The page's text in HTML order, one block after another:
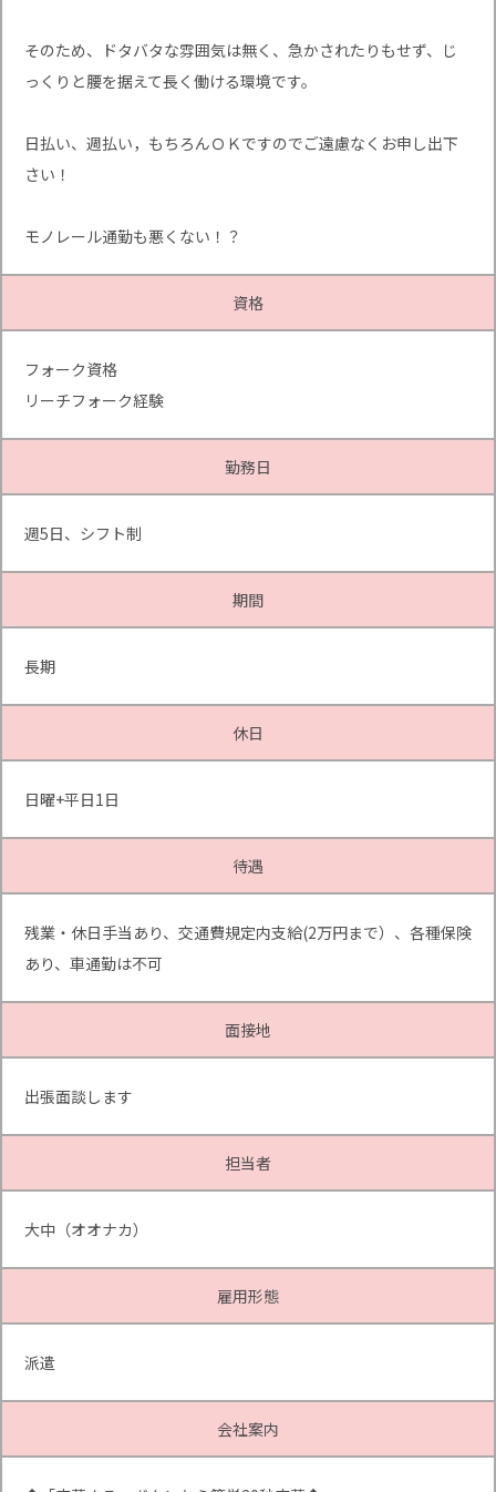
そのため、ドタバタな雰囲気は無く、急かされたりもせず、じ
っくりと腰を据えて長く働ける環境です。
日払い、週払い，もちろんＯＫですのでご遠慮なくお申し出下
さい！
モノレール通勤も悪くない！？
資格
フォーク資格
リーチフォーク経験
勤務日
週5日、シフト制
期間
長期
休日
日曜+平日1日
待遇
残業・休日手当あり、交通費規定内支給(2万円まで）、各種保険
あり、車通勤は不可
面接地
出張面談します
担当者
大中（オオナカ）
雇用形態
派遣
会社案内